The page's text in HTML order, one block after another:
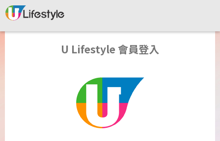
U Lifestyle 會員登入